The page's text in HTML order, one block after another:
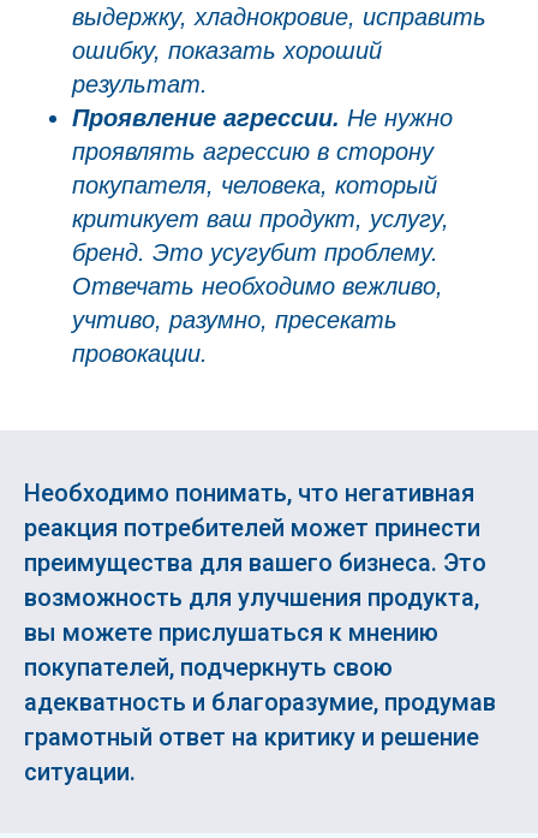
выдержку, хладнокровие, исправить
ошибку, показать хороший
результат.
Проявление агрессии. Не нужно
проявлять агрессию в сторону
покупателя, человека, который
критикует ваш продукт, услугу,
бренд. Это усугубит проблему.
Отвечать необходимо вежливо,
учтиво, разумно, пресекать
провокации.
Необходимо понимать, что негативная
реакция потребителей может принести
преимущества для вашего бизнеса. Это
возможность для улучшения продукта,
вы можете прислушаться к мнению
покупателей, подчеркнуть свою
адекватность и благоразумие, продумав
грамотный ответ на критику и решение
ситуации.